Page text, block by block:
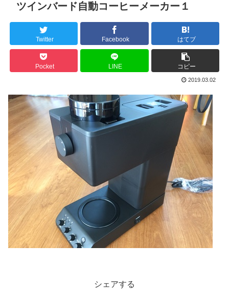
ツインバード自動コーヒーメーカー１
Twitter Facebook はてブ
Pocket LINE コピー
2019.03.02
シェアする